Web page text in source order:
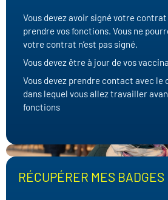
Vous devez avoir signé votre
prendre vos fonctions. Vous ne
votre contrat n’est pas signé.
Vous devez être à jour de vos
Vous devez prendre contact avec le
dans lequel vous allez travailler
fonctions
RÉCUPÉRER MES BADGES